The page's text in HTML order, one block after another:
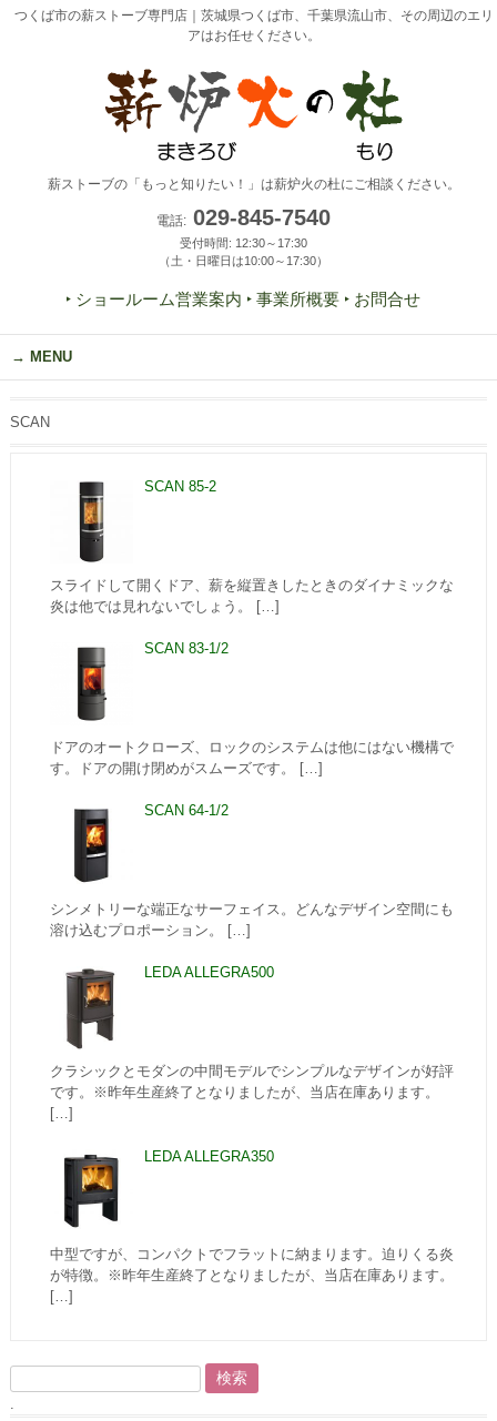
つくば市の薪ストーブ専門店｜茨城県つくば市、千葉県流山市、その周辺のエリ
アはお任せください。
薪ストーブの「もっと知りたい！」は薪炉火の杜にご相談ください。
電話:029-845-7540
受付時間: 12:30～17:30
（土・日曜日は10:00～17:30）
‣ ショールーム営業案内 ‣ 事業所概要 ‣ お問合せ
MENU
SCAN
SCAN 85-2
スライドして開くドア、薪を縦置きしたときのダイナミックな
炎は他では見れないでしょう。 […]
SCAN 83-1/2
ドアのオートクローズ、ロックのシステムは他にはない機構で
す。ドアの開け閉めがスムーズです。 […]
SCAN 64-1/2
シンメトリーな端正なサーフェイス。どんなデザイン空間にも
溶け込むプロポーション。 […]
LEDA ALLEGRA500
クラシックとモダンの中間モデルでシンプルなデザインが好評
です。※昨年生産終了となりましたが、当店在庫あります。
[…]
LEDA ALLEGRA350
中型ですが、コンパクトでフラットに納まります。迫りくる炎
が特徴。※昨年生産終了となりましたが、当店在庫あります。
[…]
検
索:
.